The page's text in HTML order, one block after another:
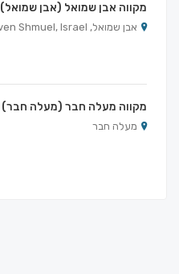
מקווה אבן שמואל (אבן שמואל)
אבן שמואל, Even Shmuel, Israel
מקווה מעלה חבר (מעלה חבר)
מעלה חבר